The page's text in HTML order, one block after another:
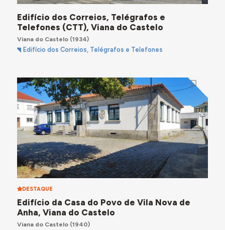
Edifício dos Correios, Telégrafos e
Telefones (CTT), Viana do Castelo
Viana do Castelo(1934)
Edifício dos Correios, Telégrafos e Telefones
DESTAQUE
Edifício da Casa do Povo de Vila Nova de
Anha, Viana do Castelo
Viana do Castelo(1940)